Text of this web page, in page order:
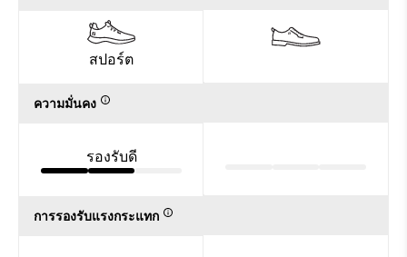
สปอร์ต
ความมั่นคง
รองรับดี
การรองรับแรงกระแทก